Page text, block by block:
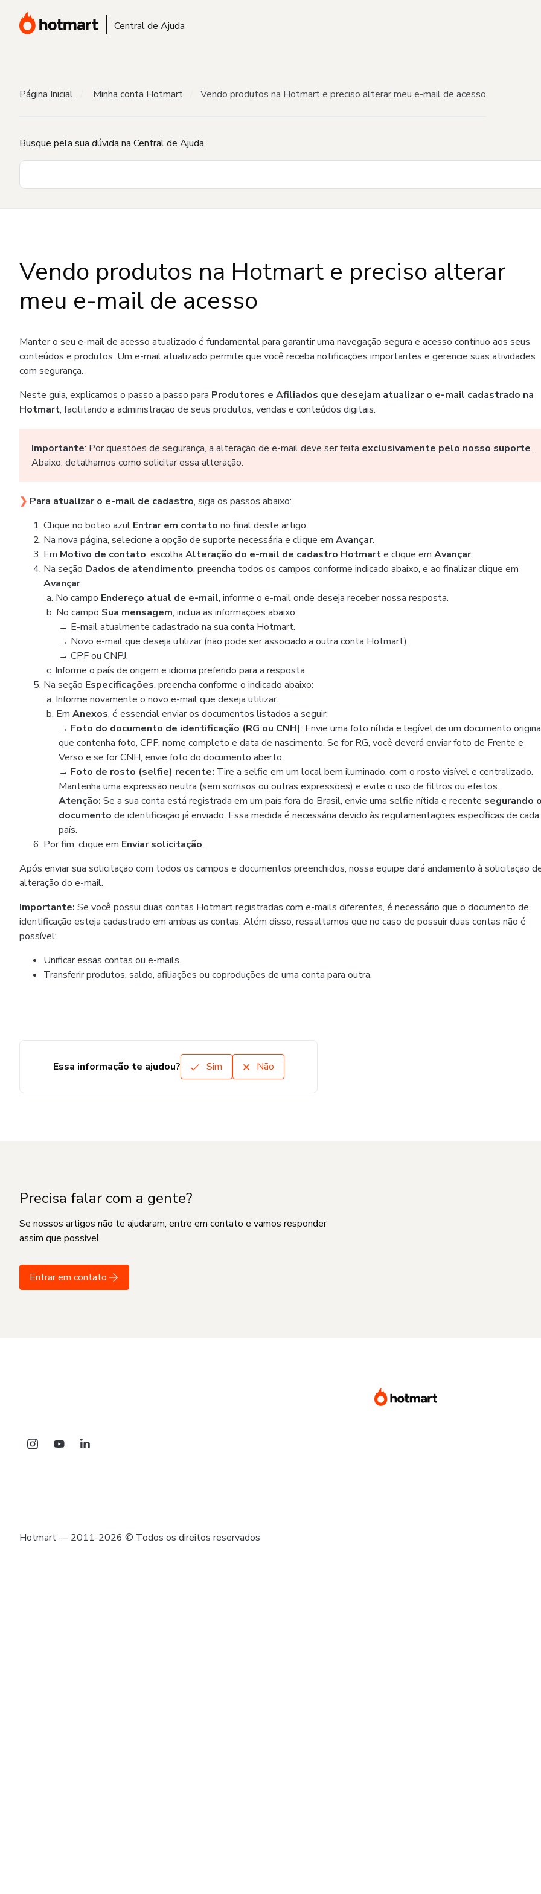
Central de Ajuda
Página Inicial Minha conta Hotmart Vendo produtos na Hotmart e preciso alterar meu e-mail de acesso
Busque pela sua dúvida na Central de Ajuda
Vendo produtos na Hotmart e preciso alterar
meu e-mail de acesso
Manter o seu e-mail de acesso atualizado é fundamental para garantir uma navegação segura e acesso contínuo aos seus
conteúdos e produtos. Um e-mail atualizado permite que você receba notificações importantes e gerencie suas atividades
com segurança.
Neste guia, explicamos o passo a passo para Produtores e Afiliados que desejam atualizar o e-mail cadastrado na
Hotmart, facilitando a administração de seus produtos, vendas e conteúdos digitais.
Importante: Por questões de segurança, a alteração de e-mail deve ser feita exclusivamente pelo nosso suporte.
Abaixo, detalhamos como solicitar essa alteração.
❯ Para atualizar o e-mail de cadastro, siga os passos abaixo:
Clique no botão azul Entrar em contato no final deste artigo.
Na nova página, selecione a opção de suporte necessária e clique em Avançar.
Em Motivo de contato, escolha Alteração do e-mail de cadastro Hotmarte clique em Avançar.
Na seção Dados de atendimento, preencha todos os campos conforme indicado abaixo, e ao finalizar clique em
Avançar:
a. No campo Endereço atual de e-mail, informe o e-mail onde deseja receber nossa resposta.
b. No campo Sua mensagem, inclua as informações abaixo:
→ E-mail atualmente cadastrado na sua conta Hotmart.
→ Novo e-mail que deseja utilizar (não pode ser associado a outra conta Hotmart).
→ CPF ou CNPJ.
c. Informe o país de origem e idioma preferido para a resposta.
Na seção Especificações, preencha conforme o indicado abaixo:
a. Informe novamente o novo e-mail que deseja utilizar.
b. Em Anexos, é essencial enviar os documentos listados a seguir:
→ Foto do documento de identificação (RG ou CNH): Envie uma foto nítida e legível de um documento
que contenha foto, CPF, nome completo e data de nascimento. Se for RG, você deverá enviar foto de Frente e
Verso e se for CNH, envie foto do documento aberto.
→ Foto de rosto (selfie) recente: Tire a selfie em um local bem iluminado, com o rosto visível e centralizado.
Mantenha uma expressão neutra (sem sorrisos ou outras expressões) e evite o uso de filtros ou efeitos.
Atenção: Se a sua conta está registrada em um país fora do Brasil, envie uma selfie nítida e recente segurando
documento de identificação já enviado. Essa medida é necessária devido às regulamentações específicas de cada
país.
Por fim, clique em Enviar solicitação.
Após enviar sua solicitação com todos os campos e documentos preenchidos, nossa equipe dará andamento à solicitação
alteração do e-mail.
Importante: Se você possui duas contas Hotmart registradas com e-mails diferentes, é necessário que o documento de
identificação esteja cadastrado em ambas as contas. Além disso, ressaltamos que no caso de possuir duas contas não é
possível:
Unificar essas contas ou e-mails.
Transferir produtos, saldo, afiliações ou coproduções de uma conta para outra.
Essa informação te ajudou? Sim Não
Precisa falar com a gente?
Se nossos artigos não te ajudaram, entre em contato e vamos responder
assim que possível
Entrar em contato
Hotmart — 2011-2026 © Todos os direitos reservados